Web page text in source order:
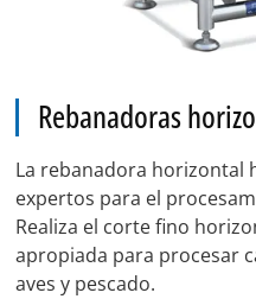
Rebanadoras
La rebanadora horizontal
expertos para el
Realiza el corte fino
apropiada para procesar
aves y pescado.